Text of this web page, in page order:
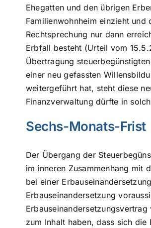
Ehegatten und den übrigen
Familienwohnheim einzieht
Rechtsprechung nur dann
Erbfall besteht (Urteil vom
Übertragung
einer neu gefassten
weitergeführt hat, steht diese
Finanzverwaltung dürfte in
Sechs-Monats-Frist
Der Übergang der
im inneren Zusammenhang mit
bei einer
Erbauseinandersetzung
zum Inhalt haben, dass sich